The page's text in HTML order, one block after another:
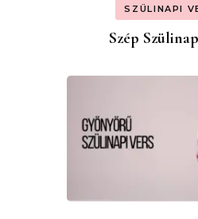
SZÜLINAPI
Szép